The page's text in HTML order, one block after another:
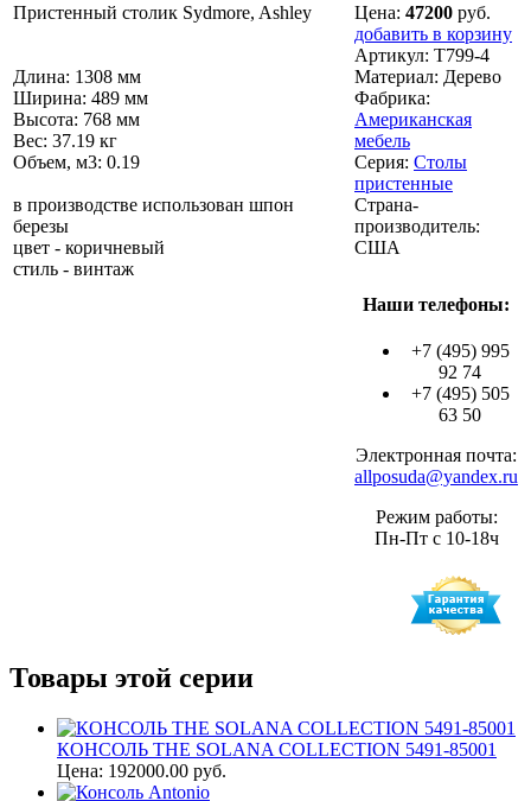
Пристенный столик Sydmore, Ashley
Длина: 1308 мм
Ширина: 489 мм
Высота: 768 мм
Вес: 37.19 кг
Объем, м3: 0.19
в производстве использован шпон
березы
цвет - коричневый
стиль - винтаж
Цена: 47200 руб.
добавить в корзину
Артикул: T799-4
Материал: Дерево
Фабрика:
Американская
мебель
Серия: Столы
пристенные
Страна-
производитель:
США
Наши телефоны:
+7 (495) 995
92 74
+7 (495) 505
63 50
Электронная почта:
allposuda@yandex.ru
Режим работы:
Пн-Пт с 10-18ч
Товары этой серии
КОНСОЛЬ THE SOLANA COLLECTION 5491-85001
Цена: 192000.00 руб.